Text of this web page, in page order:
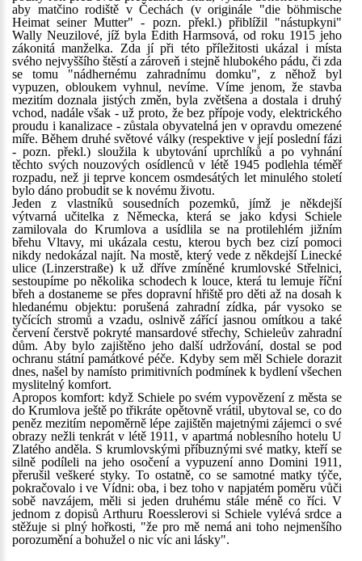
aby matčino rodiště v Čechách (v originále "die böhmische
Heimat seiner Mutter" - pozn. překl.) přiblížil "nástupkyni"
Wally Neuzilové, jíž byla Edith Harmsová, od roku 1915 jeho
zákonitá manželka. Zda jí při této příležitosti ukázal i místa
svého nejvyššího štěstí a zároveň i stejně hlubokého pádu, či zda
se tomu "nádhernému zahradnímu domku", z něhož byl
vypuzen, obloukem vyhnul, nevíme. Víme jenom, že stavba
mezitím doznala jistých změn, byla zvětšena a dostala i druhý
vchod, nadále však - už proto, že bez přípoje vody, elektrického
proudu i kanalizace - zůstala obyvatelná jen v opravdu omezené
míře. Během druhé světové války (respektive v její poslední fázi
- pozn. překl.) sloužila k ubytování uprchlíků a po vyhnání
těchto svých nouzových osídlenců v létě 1945 podlehla téměř
rozpadu, než ji teprve koncem osmdesátých let minulého století
bylo dáno probudit se k novému životu.
Jeden z vlastníků sousedních pozemků, jímž je někdejší
výtvarná učitelka z Německa, která se jako kdysi Schiele
zamilovala do Krumlova a usídlila se na protilehlém jižním
břehu Vltavy, mi ukázala cestu, kterou bych bez cizí pomoci
nikdy nedokázal najít. Na mostě, který vede z někdejší Linecké
ulice (Linzerstraße) k už dříve zmíněné krumlovské Střelnici,
sestoupíme po několika schodech k louce, která tu lemuje říční
břeh a dostaneme se přes dopravní hřiště pro děti až na dosah k
hledanému objektu: porušená zahradní zídka, pár vysoko se
tyčících stromů a vzadu, oslnivě zářící jasnou omítkou a také
červení čerstvě pokryté mansardové střechy, Schieleův zahradní
dům. Aby bylo zajištěno jeho další udržování, dostal se pod
ochranu státní památkové péče. Kdyby sem měl Schiele dorazit
dnes, našel by namísto primitivních podmínek k bydlení všechen
myslitelný komfort.
Apropos komfort: když Schiele po svém vypovězení z města se
do Krumlova ještě po třikráte opětovně vrátil, ubytoval se, co do
peněz mezitím nepoměrně lépe zajištěn majetnými zájemci o své
obrazy nežli tenkrát v létě 1911, v apartmá noblesního hotelu U
Zlatého anděla. S krumlovskými příbuznými své matky, kteří se
silně podíleli na jeho osočení a vypuzení anno Domini 1911,
přerušil veškeré styky. To ostatně, co se samotné matky týče,
pokračovalo i ve Vídni: oba, i bez toho v napjatém poměru vůči
sobě navzájem, měli si jeden druhému stále méně co říci. V
jednom z dopisů Arthuru Roesslerovi si Schiele vylévá srdce a
stěžuje si plný hořkosti, "že pro mě nemá ani toho nejmenšího
porozumění a bohužel o nic víc ani lásky".